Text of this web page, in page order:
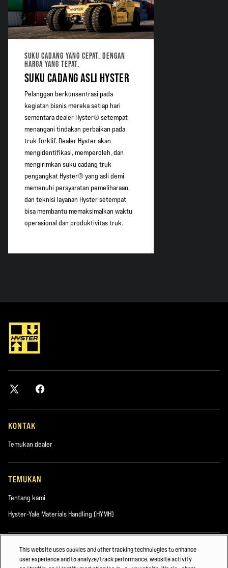
SUKU CADANG YANG CEPAT. DENGAN
HARGA YANG TEPAT.
SUKU CADANG ASLI HYSTER
Pelanggan berkonsentrasi pada
kegiatan bisnis mereka setiap hari
sementara dealer Hyster® setempat
menangani tindakan perbaikan pada
truk forklif. Dealer Hyster akan
mengidentifikasi, memperoleh, dan
mengirimkan suku cadang truk
pengangkat Hyster® yang asli demi
memenuhi persyaratan pemeliharaan,
dan teknisi layanan Hyster setempat
bisa membantu memaksimalkan waktu
operasional dan produktivitas truk.
KONTAK
Temukan dealer
TEMUKAN
Tentang kami
Hyster-Yale Materials Handling (HYMH)
KARIER
This website uses cookies and other tracking technologies to enhance
user experience and to analyze/track performance, website activity